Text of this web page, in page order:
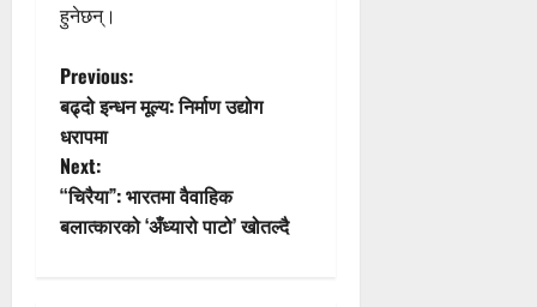
हुनेछन्।
P
o
s
t
Previous:
बढ्दो इन्धन मूल्य: निर्माण उद्योग
धरापमा
Next:
“चिरैया”: भारतमा वैवाहिक
बलात्कारको ‘अँध्यारो पाटो’ खोतल्दै